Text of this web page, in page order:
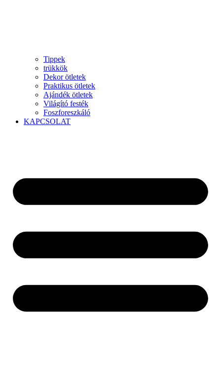
Tippek
trükkök
Dekor ötletek
Praktikus ötletek
Ajándék ötletek
Világító festék
Foszforeszkáló
KAPCSOLAT